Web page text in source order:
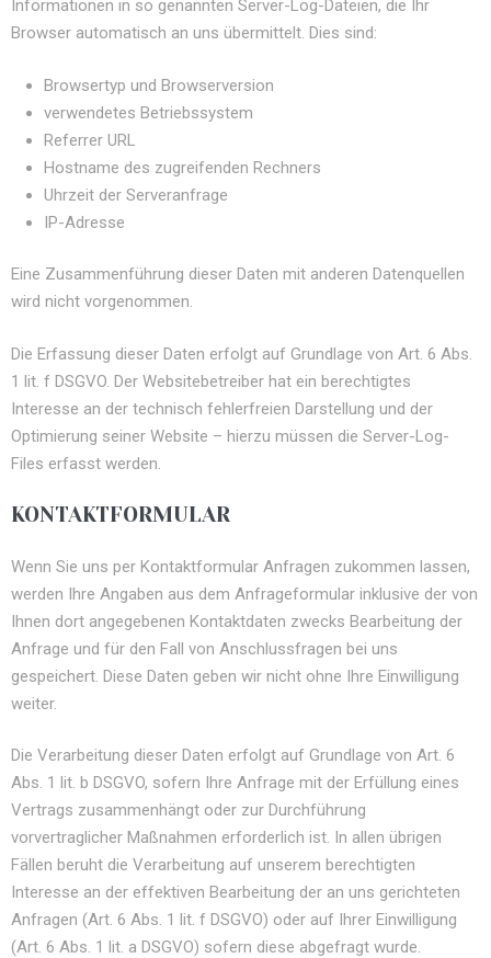
Informationen in so genannten Server-Log-Dateien, die Ihr
Browser automatisch an uns übermittelt. Dies sind:
Browsertyp und Browserversion
verwendetes Betriebssystem
Referrer URL
Hostname des zugreifenden Rechners
Uhrzeit der Serveranfrage
IP-Adresse
Eine Zusammenführung dieser Daten mit anderen Datenquellen
wird nicht vorgenommen.
Die Erfassung dieser Daten erfolgt auf Grundlage von Art. 6 Abs.
1 lit. f DSGVO. Der Websitebetreiber hat ein berechtigtes
Interesse an der technisch fehlerfreien Darstellung und der
Optimierung seiner Website – hierzu müssen die Server-Log-
Files erfasst werden.
KONTAKTFORMULAR
Wenn Sie uns per Kontaktformular Anfragen zukommen lassen,
werden Ihre Angaben aus dem Anfrageformular inklusive der von
Ihnen dort angegebenen Kontaktdaten zwecks Bearbeitung der
Anfrage und für den Fall von Anschlussfragen bei uns
gespeichert. Diese Daten geben wir nicht ohne Ihre Einwilligung
weiter.
Die Verarbeitung dieser Daten erfolgt auf Grundlage von Art. 6
Abs. 1 lit. b DSGVO, sofern Ihre Anfrage mit der Erfüllung eines
Vertrags zusammenhängt oder zur Durchführung
vorvertraglicher Maßnahmen erforderlich ist. In allen übrigen
Fällen beruht die Verarbeitung auf unserem berechtigten
Interesse an der effektiven Bearbeitung der an uns gerichteten
Anfragen (Art. 6 Abs. 1 lit. f DSGVO) oder auf Ihrer Einwilligung
(Art. 6 Abs. 1 lit. a DSGVO) sofern diese abgefragt wurde.